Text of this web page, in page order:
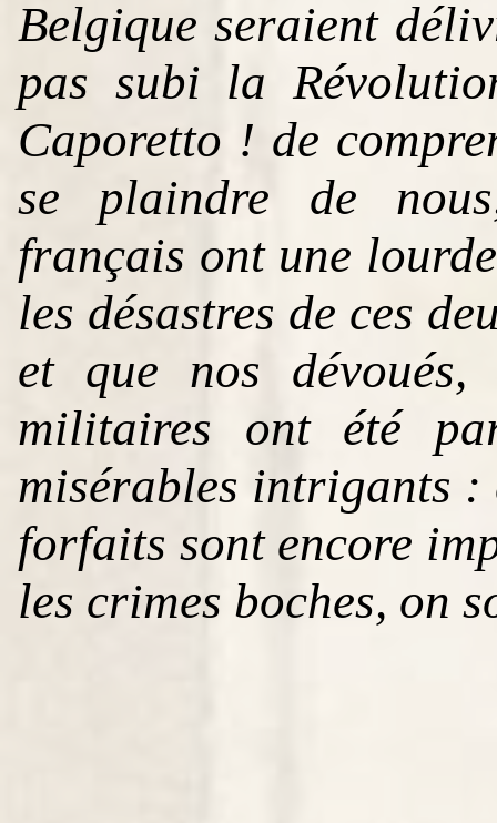
Belgique seraient
pas subi la
Caporetto ! de
se plaindre de
français ont une
les désastres de ces
et que nos
militaires ont été
misérables intrigants :
forfaits sont encore
les crimes boches, on